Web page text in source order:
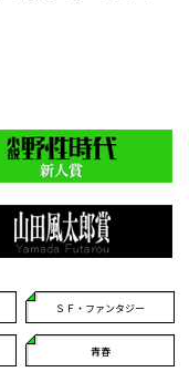
ＳＦ・ファンタジー
青春